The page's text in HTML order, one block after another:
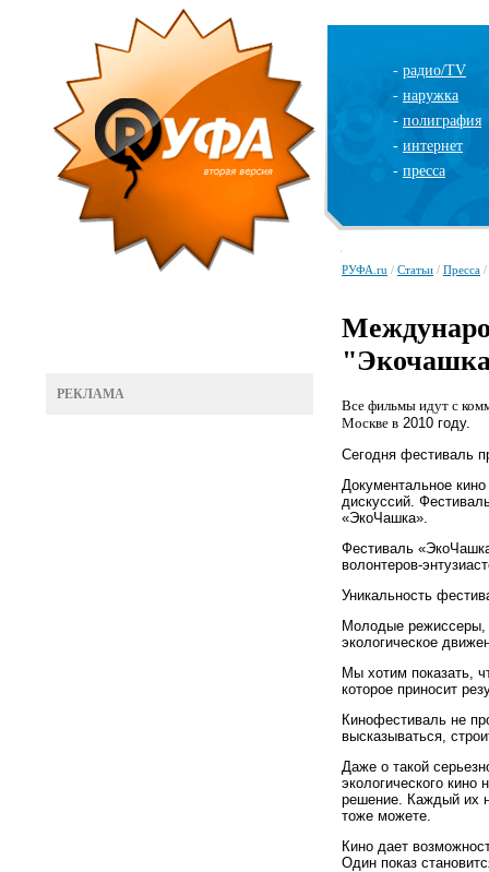
- радио/TV
- наружка
- полиграфия
- интернет
- пресса
РЕКЛАМА
РУФА.ru / Статьи / Пресса /
Все фильмы идут с
Москве в 2010 году.
Сегодня фестиваль
Документальное
дискуссий.
«ЭкоЧашка».
Фестиваль
волонтеров-энтуз
Уникальность
Молодые режиссеры,
экологическое
Мы хотим показать,
которое приносит
Кинофестиваль не
высказываться,
Даже о такой
экологического кино
решение. Каждый их
тоже можете.
Кино дает
Один показ